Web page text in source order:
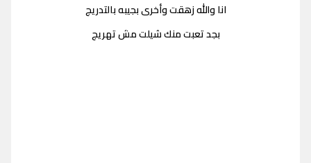
انا والله زهقت وأخرى بجيبه بالتدريج
بجد تعبت منك شيلت مش تهريج